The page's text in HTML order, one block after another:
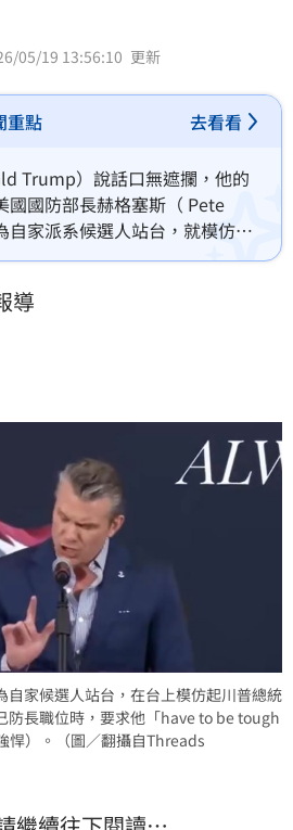
05/19 13:56:10 更新
重點 去看看
Trump）說話口無遮攔，他的
國國防部長赫格塞斯（ Pete
家派系候選人站台，就模仿起
）的口氣說話，說出川普賦
），引發現場哄堂大笑。有轉
導
自家候選人站台，在台上模仿起川普總統
防長職位時，要求他「have to be tough
悍）。（圖／翻攝自Threads